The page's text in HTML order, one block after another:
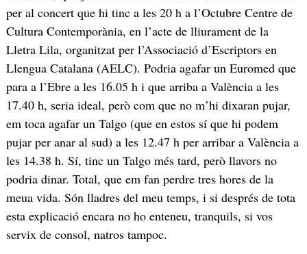
per al concert que hi tinc a les 20 h a l’Octubre Centre de
Cultura Contemporània, en l’acte de lliurament de la
Lletra Lila, organitzat per l’Associació d’Escriptors en
Llengua Catalana (AELC). Podria agafar un Euromed que
para a l’Ebre a les 16.05 h i que arriba a València a les
17.40 h, seria ideal, però com que no m’hi dixaran pujar,
em toca agafar un Talgo (que en estos sí que hi podem
pujar per anar al sud) a les 12.47 h per arribar a València a
les 14.38 h. Sí, tinc un Talgo més tard, però llavors no
podria dinar. Total, que em fan perdre tres hores de la
meua vida. Són lladres del meu temps, i si després de tota
esta explicació encara no ho enteneu, tranquils, si vos
servix de consol, natros tampoc.